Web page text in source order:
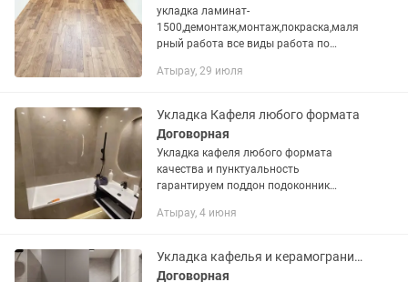
укладка ламинат-
1500,демонтаж,монтаж,покраска,маля
рный работа все виды работа по
Атырау, 29 июля
Укладка Кафеля любого формата
Договорная
Укладка кафеля любого формата
качества и пунктуальность
гарантируем поддон подоконник
Атырау, 4 июня
Укладка кафелья и керамогранита
Договорная